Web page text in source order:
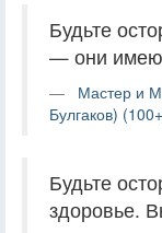
Будьте
— они
Мастер и
Булгаков)
Будьте
здоровье.